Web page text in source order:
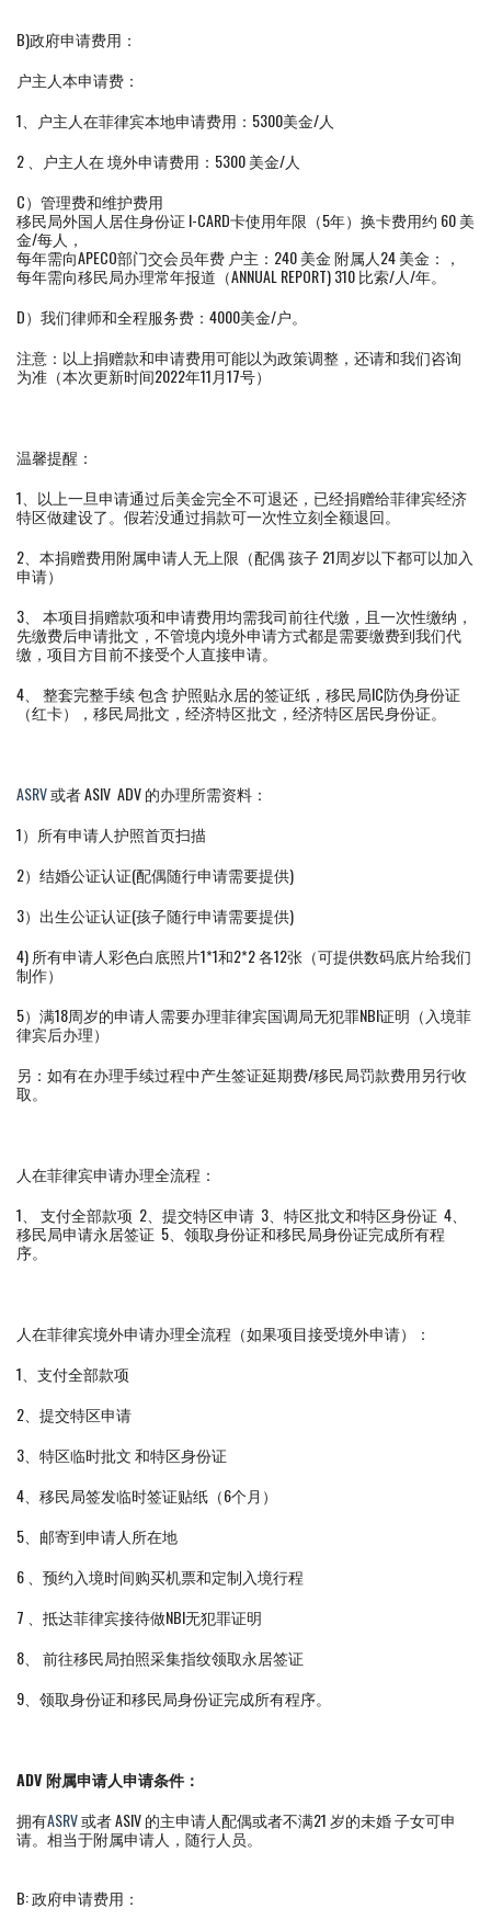
B)政府申请费用：
户主人本申请费：
1、户主人在菲律宾本地申请费用：5300美金/人
2 、户主人在 境外申请费用：5300 美金/人
C）管理费和维护费用
移民局外国人居住身份证 I-CARD卡使用年限（5年）换卡费用约 60 美
金/每人，
每年需向APECO部门交会员年费 户主：240 美金 附属人24 美金：，
每年需向移民局办理常年报道（ANNUAL REPORT) 310 比索/人/年。
D）我们律师和全程服务费：4000美金/户。
注意：以上捐赠款和申请费用可能以为政策调整，还请和我们咨询
为准（本次更新时间2022年11月17号）
温馨提醒：
1、以上一旦申请通过后美金完全不可退还，已经捐赠给菲律宾经济
特区做建设了。假若没通过捐款可一次性立刻全额退回。
2、本捐赠费用附属申请人无上限（配偶 孩子 21周岁以下都可以加入
申请）
3、 本项目捐赠款项和申请费用均需我司前往代缴，且一次性缴纳，
先缴费后申请批文，不管境内境外申请方式都是需要缴费到我们代
缴，项目方目前不接受个人直接申请。
4、 整套完整手续 包含 护照贴永居的签证纸，移民局IC防伪身份证
（红卡），移民局批文，经济特区批文，经济特区居民身份证。
ASRV或者 ASIV ADV 的办理所需资料：
1）所有申请人护照首页扫描
2）结婚公证认证(配偶随行申请需要提供)
3）出生公证认证(孩子随行申请需要提供)
4) 所有申请人彩色白底照片1*1和2*2 各12张（可提供数码底片给我们
制作）
5）满18周岁的申请人需要办理菲律宾国调局无犯罪NBI证明（入境菲
律宾后办理）
另：如有在办理手续过程中产生签证延期费/移民局罚款费用另行收
取。
人在菲律宾申请办理全流程：
1、 支付全部款项 2、提交特区申请 3、特区批文和特区身份证 4、
移民局申请永居签证 5、领取身份证和移民局身份证完成所有程
序。
人在菲律宾境外申请办理全流程（如果项目接受境外申请）：
1、支付全部款项
2、提交特区申请
3、特区临时批文 和特区身份证
4、移民局签发临时签证贴纸（6个月）
5、邮寄到申请人所在地
6 、预约入境时间购买机票和定制入境行程
7 、抵达菲律宾接待做NBI无犯罪证明
8、 前往移民局拍照采集指纹领取永居签证
9、领取身份证和移民局身份证完成所有程序。
ADV 附属申请人申请条件：
拥有ASRV或者 ASIV 的主申请人配偶或者不满21 岁的未婚 子女可申
请。相当于附属申请人，随行人员。
B: 政府申请费用：